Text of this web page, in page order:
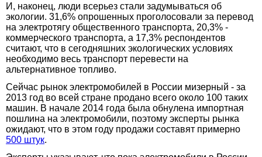
И, наконец, люди всерьез стали задумываться об
экологии. 31,6% опрошенных проголосовали за перевод
на электротягу общественного транспорта, 20,3% -
коммерческого транспорта, а 17,3% респондентов
считают, что в сегодняшних экологических условиях
необходимо весь транспорт перевести на
альтернативное топливо.
Сейчас рынок электромобилей в России мизерный - за
2013 год во всей стране продано всего около 100 таких
машин. В начале 2014 года была обнулена импортная
пошлина на электромобили, поэтому эксперты рынка
ожидают, что в этом году продажи составят примерно
500 штук.